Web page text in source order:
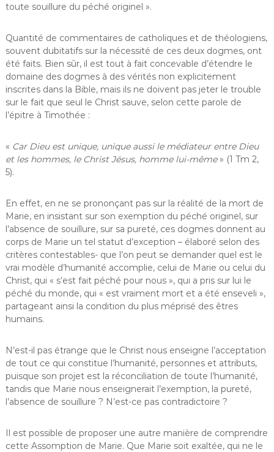
toute souillure du péché originel ».
Quantité de commentaires de catholiques et de théologiens,
souvent dubitatifs sur la nécessité de ces deux dogmes, ont
été faits. Bien sûr, il est tout à fait concevable d’étendre le
domaine des dogmes à des vérités non explicitement
inscrites dans la Bible, mais ils ne doivent pas jeter le trouble
sur le fait que seul le Christ sauve, selon cette parole de
l’épitre à Timothée :
« Car Dieu est unique, unique aussi le médiateur entre Dieu
et les hommes, le Christ Jésus, homme lui-même» (1 Tm 2,
5).
En effet, en ne se prononçant pas sur la réalité de la mort de
Marie, en insistant sur son exemption du péché originel, sur
l’absence de souillure, sur sa pureté, ces dogmes donnent au
corps de Marie un tel statut d’exception – élaboré selon des
critères contestables- que l’on peut se demander quel est le
vrai modèle d’humanité accomplie, celui de Marie ou celui du
Christ, qui « s’est fait péché pour nous », qui a pris sur lui le
péché du monde, qui « est vraiment mort et a été enseveli »,
partageant ainsi la condition du plus méprisé des êtres
humains.
N’est-il pas étrange que le Christ nous enseigne l’acceptation
de tout ce qui constitue l’humanité, personnes et attributs,
puisque son projet est la réconciliation de toute l’humanité,
tandis que Marie nous enseignerait l’exemption, la pureté,
l’absence de souillure ? N’est-ce pas contradictoire ?
Il est possible de proposer une autre manière de comprendre
cette Assomption de Marie. Que Marie soit exaltée, qui ne le